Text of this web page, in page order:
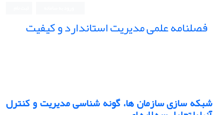
فصلنامه علمی مدیریت استاندارد و کیفیت
شبکه سازی سازمان ها، گونه شناسی مدیریت و کنترل